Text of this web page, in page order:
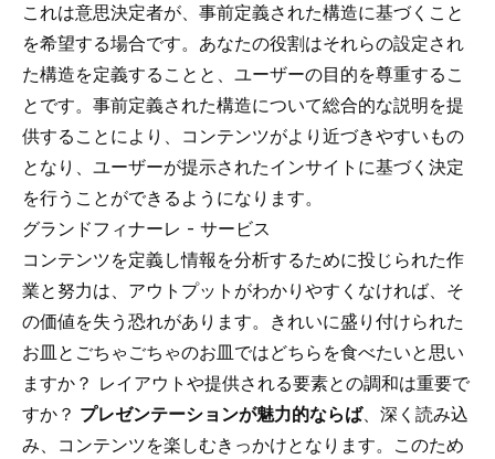
これは意思決定者が、事前定義された構造に基づくこと
を希望する場合です。あなたの役割はそれらの設定され
た構造を定義することと、ユーザーの目的を尊重するこ
とです。事前定義された構造について総合的な説明を提
供することにより、コンテンツがより近づきやすいもの
となり、ユーザーが提示されたインサイトに基づく決定
を行うことができるようになります。
グランドフィナーレ - サービス
コンテンツを定義し情報を分析するために投じられた作
業と努力は、アウトプットがわかりやすくなければ、そ
の価値を失う恐れがあります。きれいに盛り付けられた
お皿とごちゃごちゃのお皿ではどちらを食べたいと思い
ますか？ レイアウトや提供される要素との調和は重要で
すか？ プレゼンテーションが魅力的ならば、深く読み込
み、コンテンツを楽しむきっかけとなります。このため